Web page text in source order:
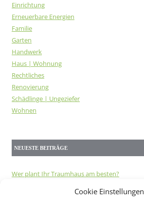
Cookie Einstellungen
Einrichtung
Erneuerbare Energien
Familie
Garten
Handwerk
Haus | Wohnung
Rechtliches
Renovierung
Schädlinge | Ungeziefer
Wohnen
NEUESTE BEITRÄGE
Wer plant Ihr Traumhaus am besten?
Doppelstabmattenzaun im Vergleich